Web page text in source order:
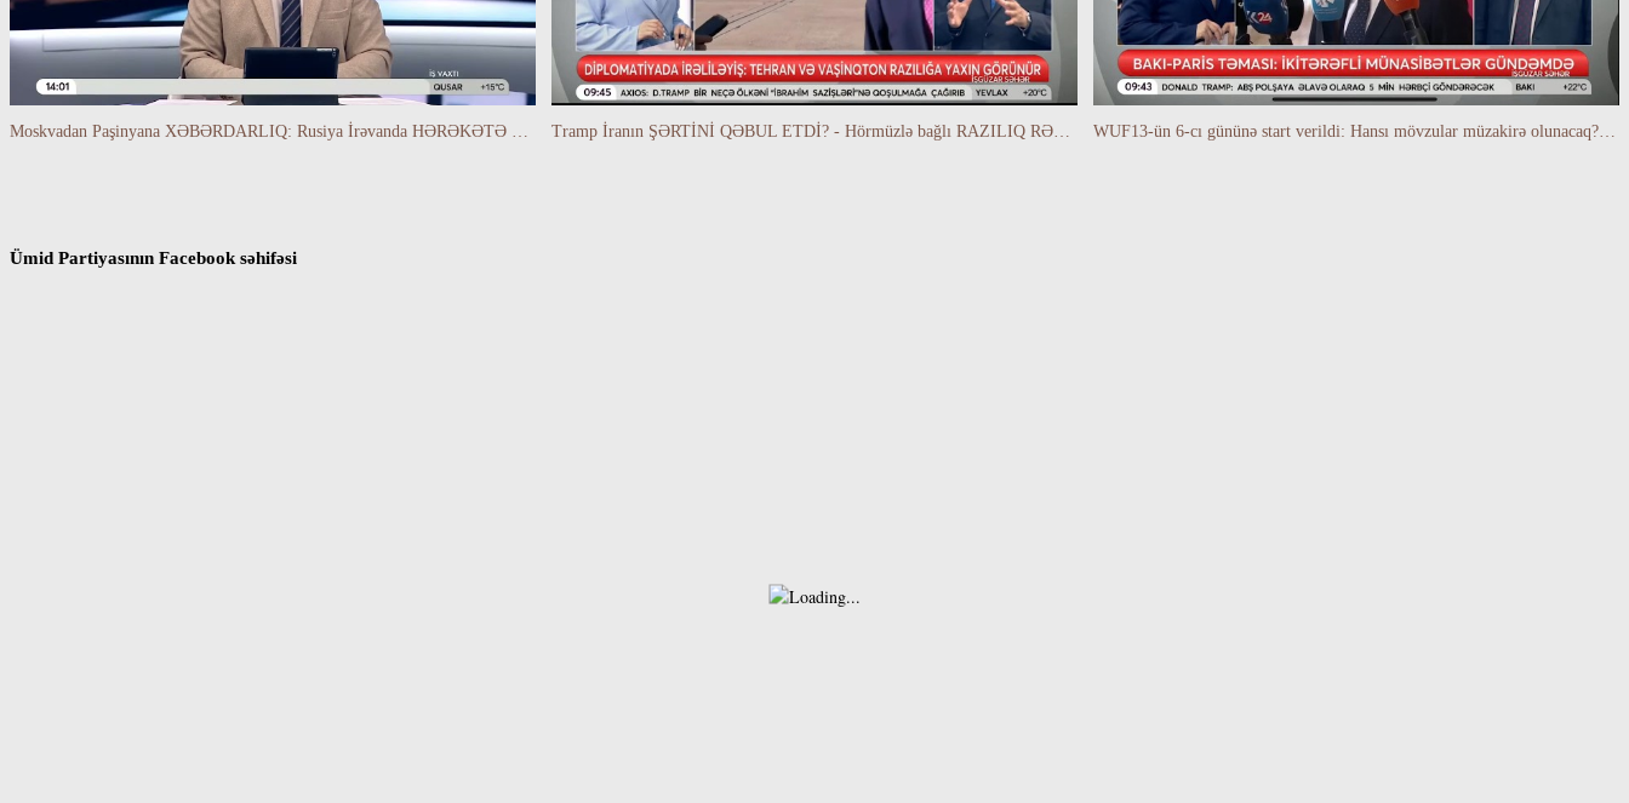
Moskvadan Paşinyana XƏBƏRDARLIQ: Rusiya İrəvanda HƏRƏKƏTƏ KEÇDİ - TAMİLLA QULAMİ danışır Tramp İranın ŞƏRTİNİ QƏBUL ETDİ? - Hörmüzlə bağlı RAZILIQ RƏSMƏN AÇIQLANIR -BAKİR HƏDƏNBƏYLİ danışır WUF13-ün 6-cı gününə start verildi: Hansı mövzular müzakirə olunacaq? -TALEH ƏLİYEV danışır
Ümid Partiyasının Facebook səhifəsi